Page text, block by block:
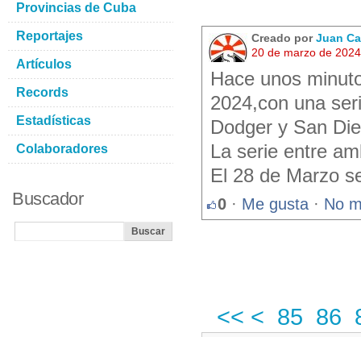
Creado porJuan
20 de marzo de
Hace unos
2024,con una
Dodger y San
La serie entre
El 28 de Marzo
0 · Me gusta · No
<< < 85 86
Provincias de Cuba
Reportajes
Artículos
Records
Estadísticas
Colaboradores
Buscador